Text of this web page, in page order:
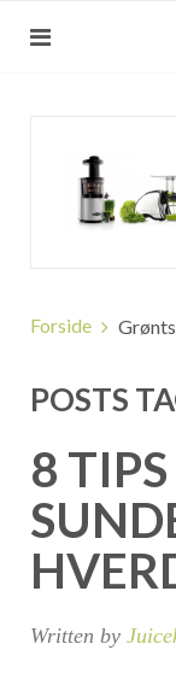
Forside
POSTS
8
Written by